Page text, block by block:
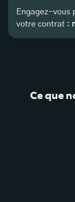
Engagez-vous
votre contrat :
Ce que